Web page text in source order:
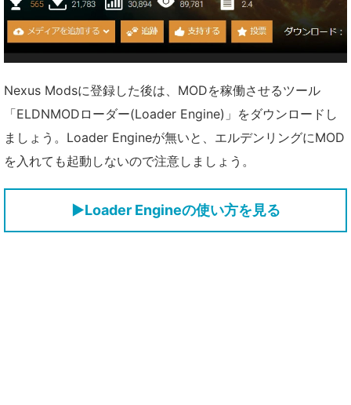
Nexus Modsに登録した後は、MODを稼働させるツール
「ELDNMODローダー(Loader Engine)」をダウンロードし
ましょう。Loader Engineが無いと、エルデンリングにMOD
を入れても起動しないので注意しましょう。
▶Loader Engineの使い方を見る